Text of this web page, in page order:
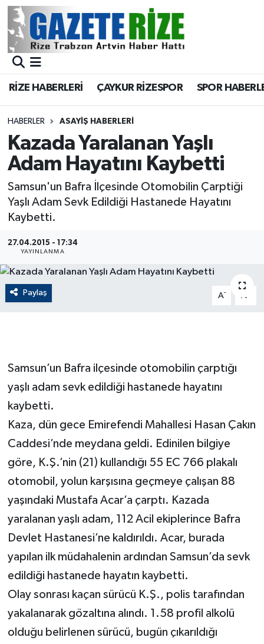
RİZE HABERLERİ ÇAYKUR RİZESPOR SPOR
HABERLER ASAYIŞ HABERLERI
Kazada Yaralanan Yaşlı
Adam Hayatını Kaybetti
Samsun'un Bafra İlçesinde Otomobilin Çarptiği
Yaşlı Adam Sevk Edildiği Hastanede Hayatını
Kaybetti.
27.04.2015 - 17:34
YAYINLANMA
Paylaş A- A
Samsun’un Bafra ilçesinde otomobilin çarptığı
yaşlı adam sevk edildiği hastanede hayatını
kaybetti.
Kaza, dün gece Emirefendi Mahallesi Hasan Çakın
Caddesi’nde meydana geldi. Edinilen bilgiye
göre, K.Ş.’nin (21) kullandığı 55 EC 766 plakalı
otomobil, yolun karşısına geçmeye çalışan 88
yaşındaki Mustafa Acar’a çarptı. Kazada
yaralanan yaşlı adam, 112 Acil ekiplerince Bafra
Devlet Hastanesi’ne kaldırıldı. Acar, burada
yapılan ilk müdahalenin ardından Samsun’da sevk
edildiği hastanede hayatın kaybetti.
Olay sonrası kaçan sürücü K.Ş., polis tarafından
yakalanarak gözaltına alındı. 1.58 profil alkolü
olduğu belirlenen sürücü, bugün çıkarıldığı
BÖLGEMİZ
Asayiş
Rize Jandarma Komutanlığı
Bilim Teknoloji
Canlı Maç
ÇEVRE
EĞİTİM
EKONOMİ
Finans
Flaş Haber
Gayrimenkul
GENEL
Güvenlik
Merkez Nöbetçi Eczaneler
Merkez Trafik Yoğunluk Haritası
Süper Lig Puan Durumu ve Fikstür
Tüm Manşetler
Son Dakika Haberleri